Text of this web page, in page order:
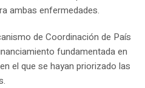
ambas enfermedades.
de Coordinación de País
fundamentada en
el que se hayan priorizado las